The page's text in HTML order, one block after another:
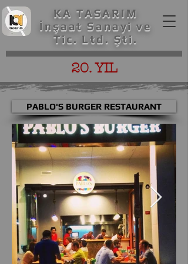
KA TASARIM
İnşaat Sanayi ve
Tic. Ltd. Şti.
20. YIL
PABLO'S BURGER RESTAURANT